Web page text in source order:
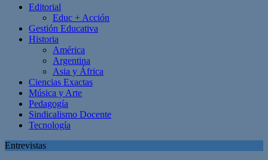
Editorial
Educ + Acción
Gestión Educativa
Historia
América
Argentina
Asia y África
Ciencias Exactas
Música y Arte
Pedagogía
Sindicalismo Docente
Tecnología
Entrevistas